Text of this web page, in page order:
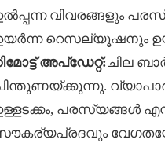
വിവരങ്ങളും
റെസല്യൂഷനും
അപ്ഡേറ്റ്:ചില
പരസ്യങ്ങൾ